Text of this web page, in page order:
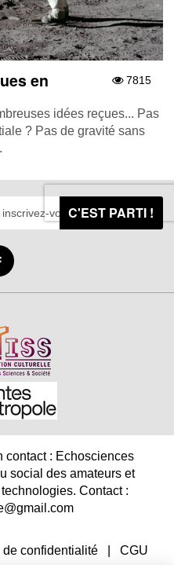
7815
en
idées reçues... Pas
? Pas de gravité sans
C'EST PARTI !
contact : Echosciences
social des amateurs et
Contact :
de confidentialité |CGU